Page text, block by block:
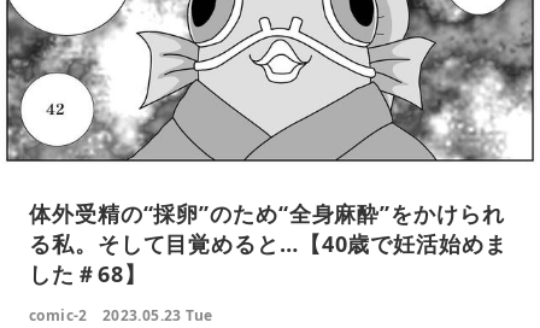
体外受精の“採卵”のため“全身麻酔”をかけられ
る私。そして目覚めると…【40歳で妊活始めま
した＃68】
comic-2 2023.05.23 Tue